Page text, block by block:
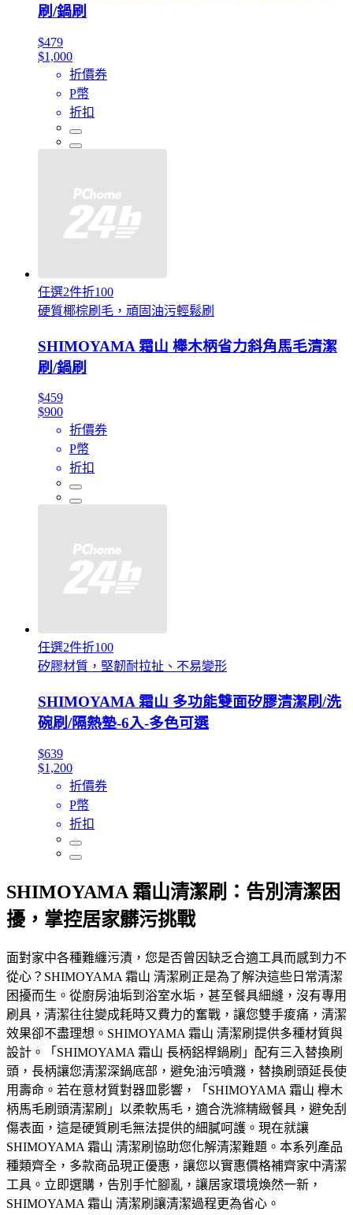
刷/鍋刷
$479
$1,000
折價券
P幣
折扣
任選2件折100
硬質椰棕刷毛，頑固油污輕鬆刷
SHIMOYAMA 霜山 櫸木柄省力斜角馬毛清潔
刷/鍋刷
$459
$900
折價券
P幣
折扣
任選2件折100
矽膠材質，堅韌耐拉扯、不易變形
SHIMOYAMA 霜山 多功能雙面矽膠清潔刷/洗
碗刷/隔熱墊-6入-多色可選
$639
$1,200
折價券
P幣
折扣
SHIMOYAMA 霜山清潔刷：告別清潔困
擾，掌控居家髒污挑戰
面對家中各種難纏污漬，您是否曾因缺乏合適工具而感到力不
從心？SHIMOYAMA 霜山 清潔刷正是為了解決這些日常清潔
困擾而生。從廚房油垢到浴室水垢，甚至餐具細縫，沒有專用
刷具，清潔往往變成耗時又費力的奮戰，讓您雙手痠痛，清潔
效果卻不盡理想。SHIMOYAMA 霜山 清潔刷提供多種材質與
設計。「SHIMOYAMA 霜山 長柄鋁桿鍋刷」配有三入替換刷
頭，長柄讓您清潔深鍋底部，避免油污噴濺，替換刷頭延長使
用壽命。若在意材質對器皿影響，「SHIMOYAMA 霜山 櫸木
柄馬毛刷頭清潔刷」以柔軟馬毛，適合洗滌精緻餐具，避免刮
傷表面，這是硬質刷毛無法提供的細膩呵護。現在就讓
SHIMOYAMA 霜山 清潔刷協助您化解清潔難題。本系列產品
種類齊全，多款商品現正優惠，讓您以實惠價格補齊家中清潔
工具。立即選購，告別手忙腳亂，讓居家環境煥然一新，
SHIMOYAMA 霜山 清潔刷讓清潔過程更為省心。